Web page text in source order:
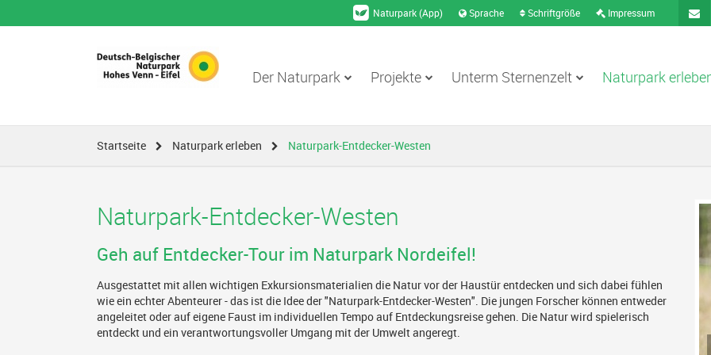
Naturpark (App) Sprache Schriftgröße Impressum
Der Naturpark Projekte Unterm Sternenzelt Naturpark
Startseite Naturpark erleben Naturpark-Entdecker-Westen
Naturpark-Entdecker-Westen
Geh auf Entdecker-Tour im Naturpark Nordeifel!
Ausgestattet mit allen wichtigen Exkursionsmaterialien die Natur vor der Haustür entdecken und sich dabei fühlen
wie ein echter Abenteurer - das ist die Idee der "Naturpark-Entdecker-Westen". Die jungen Forscher können entweder
angeleitet oder auf eigene Faust im individuellen Tempo auf Entdeckungsreise gehen. Die Natur wird spielerisch
entdeckt und ein verantwortungsvoller Umgang mit der Umwelt angeregt.